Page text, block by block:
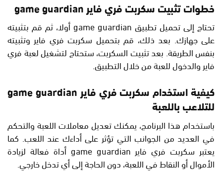
خطوات تثبيت سكربت فري فاير game guardian
تحتاج إلى تحميل تطبيق game guardian أولا، ثم قم بتثبيته
على جهازك. بعد ذلك، قم بتحميل سكربت فري فاير وتثبيته
بنفس الطريقة. بعد تثبيت السكربت، ستحتاج لتشغيل لعبة فري
فاير والدخول للعبة من خلال التطبيق.
كيفية استخدام سكربت فري فاير game guardian
للتلاعب باللعبة
باستخدام هذا البرنامج، يمكنك تعديل معاملات اللعبة والتحكم
في العديد من الجوانب التي تؤثر على أداءك عند اللعب. كما
يعتبر سكربت فري فاير game guardian أداة فعالة لزيادة
الأموال أو النقاط في اللعبة، دون الحاجة إلى أي تدخل خارجي.